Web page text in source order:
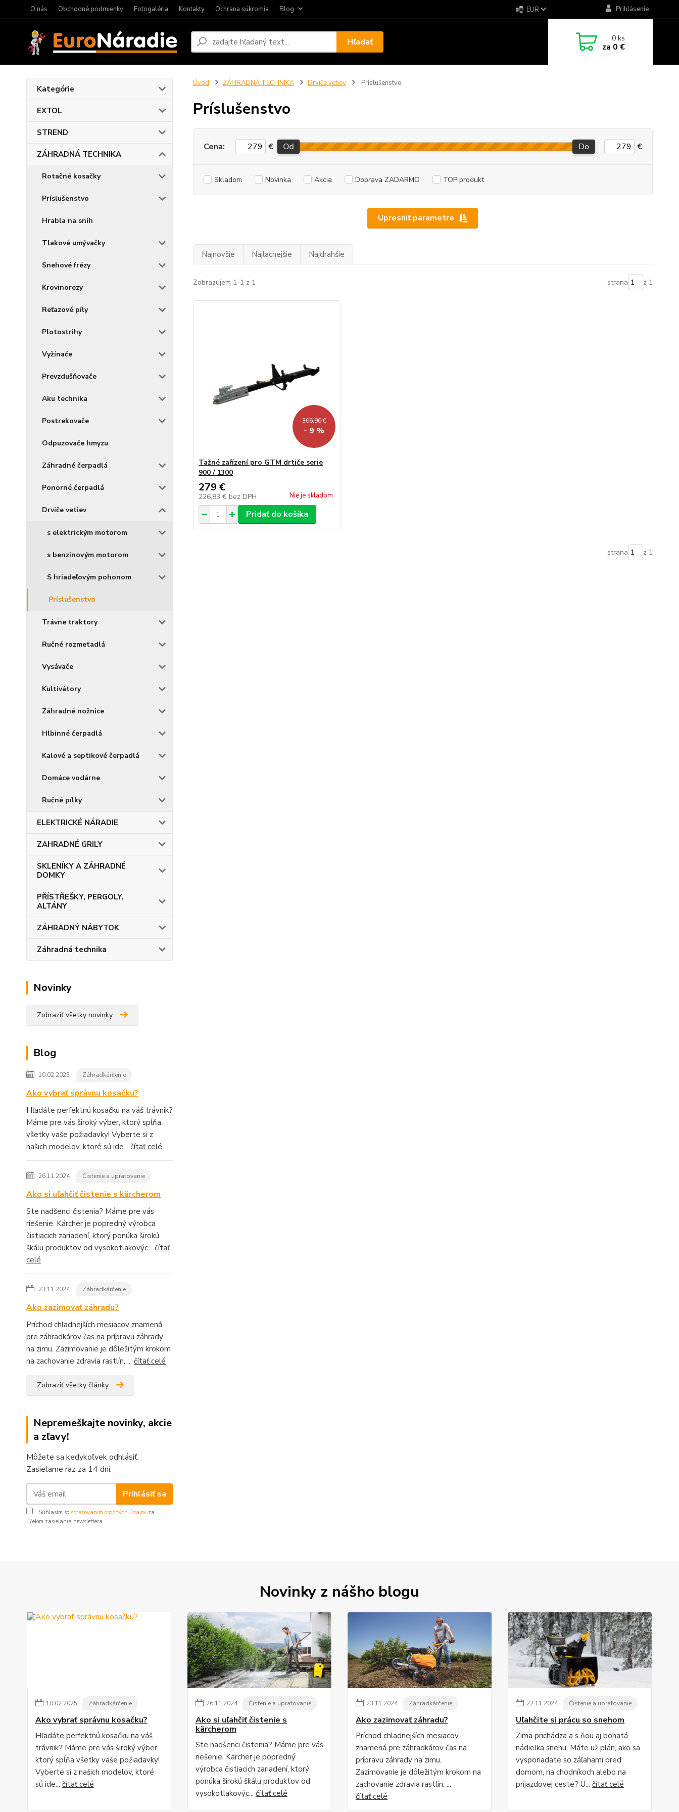
O nás Obchodné podmienky Fotogaléria Kontakty Ochrana súkromia Blog EUR Prihlásenie
Hľadať 0ks
za 0 €
Kategórie
EXTOL
STREND
ZÁHRADNÁ TECHNIKA
Rotačné kosačky
Príslušenstvo
Hrabla na sníh
Tlakové umývačky
Snehové frézy
Krovinorezy
Reťazové píly
Plotostrihy
Vyžínače
Prevzdušňovače
Aku technika
Postrekovače
Odpuzovače hmyzu
Záhradné čerpadlá
Ponorné čerpadlá
Drviče vetiev
s elektrickým motorom
s benzinovým motorom
S hriadeľovým pohonom
Príslušenstvo
Trávne traktory
Ručné rozmetadlá
Vysávače
Kultivátory
Záhradné nožnice
Hlbinné čerpadlá
Kalové a septikové čerpadlá
Domáce vodárne
Ručné pílky
ELEKTRICKÉ NÁRADIE
ZAHRADNÉ GRILY
SKLENÍKY A ZÁHRADNÉ
DOMKY
PŘÍSTŘEŠKY, PERGOLY,
ALTÁNY
ZÁHRADNÝ NÁBYTOK
Záhradná technika
Novinky
Zobraziť všetky novinky
Blog
10.02.2025 Záhradkárčenie
Ako vybrať správnu kosačku?
Hľadáte perfektnú kosačku na váš trávnik?
Máme pre vás široký výber, ktorý spĺňa
všetky vaše požiadavky! Vyberte si z
našich modelov, ktoré sú ide... čítať celé
26.11.2024 Čistenie a upratovanie
Ako si uľahčiť čistenie s kärcherom
Ste nadšenci čistenia? Máme pre vás
riešenie. Kärcher je popredný výrobca
čistiacich zariadení, ktorý ponúka širokú
škálu produktov od vysokotlakovýc... čítať
celé
23.11.2024 Záhradkárčenie
Ako zazimovať záhradu?
Príchod chladnejších mesiacov znamená
pre záhradkárov čas na prípravu záhrady
na zimu. Zazimovanie je dôležitým krokom
na zachovanie zdravia rastlín, ... čítať celé
Zobraziť všetky články
Nepremeškajte novinky, akcie
a zľavy!
Môžete sa kedykoľvek odhlásiť.
Zasielame raz za 14 dní.
Prihlásiť sa
Súhlasím so spracovaním osobných údajov za
účelom zasielania newslettera.
Úvod ZÁHRADNÁ TECHNIKA Drviče vetiev Príslušenstvo
Príslušenstvo
Upresniť parametre
Cena: € Od Do €
Skladom Novinka Akcia Doprava ZADARMO TOP produkt
Najnovšie Najlacnejšie Najdrahšie
Zobrazujem 1-1 z 1 strana z 1
306,90 €
- 9 %
Tažné zařízení pro GTM drtiče serie
900 / 1300
279 €
226,83 € bez DPH Nie je skladom
Pridať do košíka
strana z 1
Novinky z nášho blogu
10.02.2025 Záhradkárčenie
Ako vybrať správnu kosačku?
Hľadáte perfektnú kosačku na váš
trávnik? Máme pre vás široký výber,
ktorý spĺňa všetky vaše požiadavky!
Vyberte si z našich modelov, ktoré
sú ide... čítať celé
26.11.2024 Čistenie a upratovanie
Ako si uľahčiť čistenie s
kärcherom
Ste nadšenci čistenia? Máme pre vás
riešenie. Kärcher je popredný
výrobca čistiacich zariadení, ktorý
ponúka širokú škálu produktov od
vysokotlakovýc... čítať celé
23.11.2024 Záhradkárčenie
Ako zazimovať záhradu?
Príchod chladnejších mesiacov
znamená pre záhradkárov čas na
prípravu záhrady na zimu.
Zazimovanie je dôležitým krokom na
zachovanie zdravia rastlín, ...
čítať celé
22.11.2024 Čistenie a upratovanie
Uľahčite si prácu so snehom
Zima prichádza a s ňou aj bohatá
nádielka snehu. Máte už plán, ako sa
vysporiadate so záľahami pred
domom, na chodníkoch alebo na
príjazdovej ceste? U...čítať celé